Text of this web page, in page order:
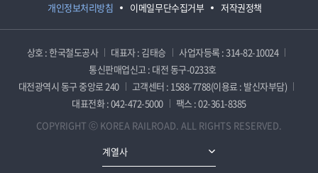
개인정보처리방침 이메일무단수집거부 저작권정책
상호 : 한국철도공사 대표자 : 김태승
사업자등록 : 314-82-10024
통신판매업신고 : 대전 동구-0233호
대전광역시 동구 중앙로 240
고객센터 : 1588-7788(이용료 : 발신자부담)
대표전화 : 042-472-5000
팩스 : 02-361-8385
COPYRIGHT ⓒ KOREA RAILROAD. ALL RIGHTS RESERVED.
계열사